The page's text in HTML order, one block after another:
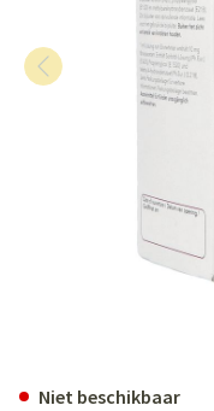
Niet beschikbaar